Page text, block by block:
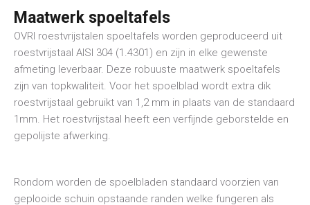
Maatwerk spoeltafels
OVRI roestvrijstalen spoeltafels worden geproduceerd uit
roestvrijstaal AISI 304 (1.4301) en zijn in elke gewenste
afmeting leverbaar. Deze robuuste maatwerk spoeltafels
zijn van topkwaliteit. Voor het spoelblad wordt extra dik
roestvrijstaal gebruikt van 1,2 mm in plaats van de standaard
1mm. Het roestvrijstaal heeft een verfijnde geborstelde en
gepolijste afwerking.
Rondom worden de spoelbladen standaard voorzien van
geplooide schuin opstaande randen welke fungeren als